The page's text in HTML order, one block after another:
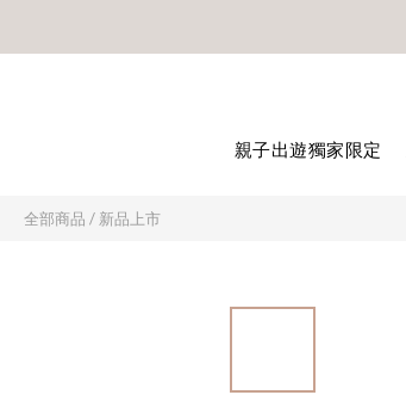
親子出遊獨家限定
全部商品 / 新品上市